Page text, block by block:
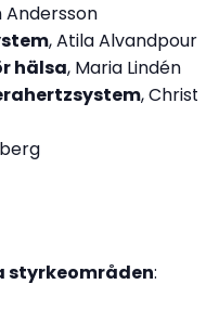
Andersson
, Atila Alvandpour
hälsa, Maria Lindén
,
styrkeområden: